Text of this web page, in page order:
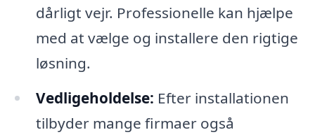
dårligt vejr. Professionelle kan hjælpe
med at vælge og installere den rigtige
løsning.
Vedligeholdelse: Efter installationen
tilbyder mange firmaer også